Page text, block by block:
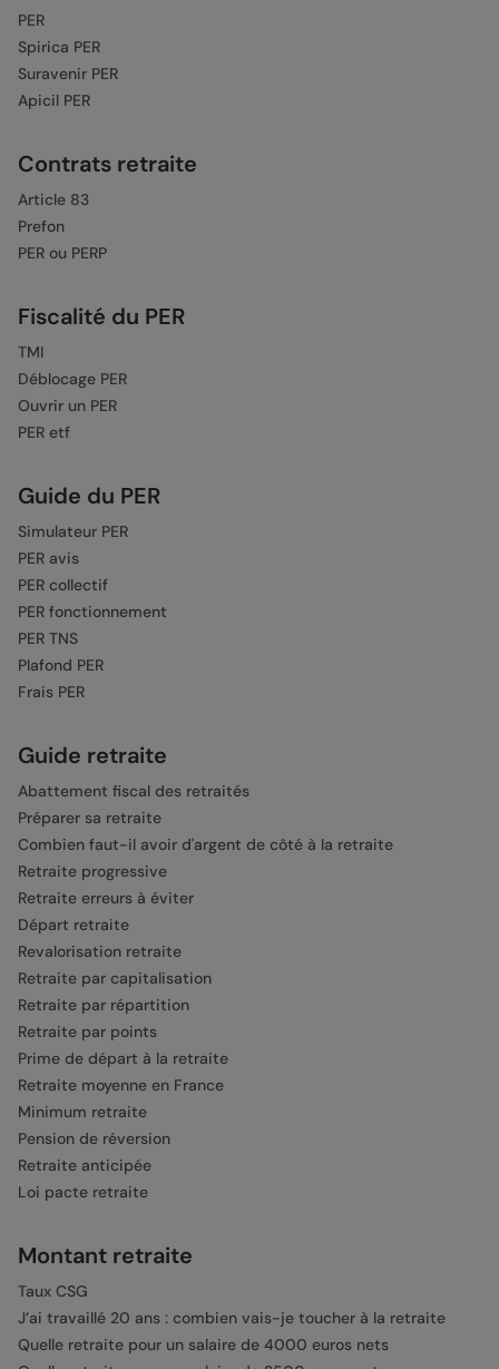
PER
Spirica PER
Suravenir PER
Apicil PER
Contrats retraite
Article 83
Prefon
PER ou PERP
Fiscalité du PER
TMI
Déblocage PER
Ouvrir un PER
PER etf
Guide du PER
Simulateur PER
PER avis
PER collectif
PER fonctionnement
PER TNS
Plafond PER
Frais PER
Guide retraite
Abattement fiscal des retraités
Préparer sa retraite
Combien faut-il avoir d'argent de côté à la retraite
Retraite progressive
Retraite erreurs à éviter
Départ retraite
Revalorisation retraite
Retraite par capitalisation
Retraite par répartition
Retraite par points
Prime de départ à la retraite
Retraite moyenne en France
Minimum retraite
Pension de réversion
Retraite anticipée
Loi pacte retraite
Montant retraite
Taux CSG
J’ai travaillé 20 ans : combien vais-je toucher à la retraite
Quelle retraite pour un salaire de 4000 euros nets